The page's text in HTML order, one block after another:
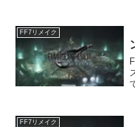
FF7リメイク
FF7リメイク